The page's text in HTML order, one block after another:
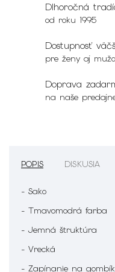
Dlhoročná
od roku 1995
Dostupnosť
pre ženy aj
Doprava
na naše
POPIS DISKUSIA
- Sako
- Tmavomodrá farba
- Jemná štruktúra
- Vrecká
- Zapínanie na